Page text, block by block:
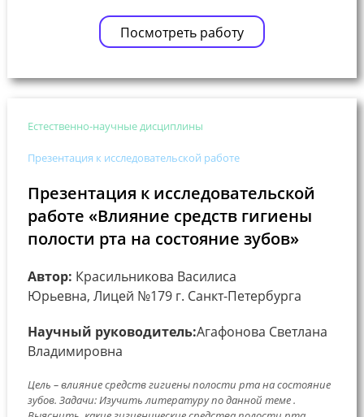
Посмотреть работу
Естественно-научные дисциплины
Презентация к исследовательской работе
Презентация к исследовательской
работе «Влияние средств гигиены
полости рта на состояние зубов»
Автор: Красильникова Василиса
Юрьевна, Лицей №179 г. Санкт-Петербурга
Научный руководитель:Агафонова Светлана
Владимировна
Цель – влияние средств гигиены полости рта на состояние
зубов. Задачи: Изучить литературу по данной теме .